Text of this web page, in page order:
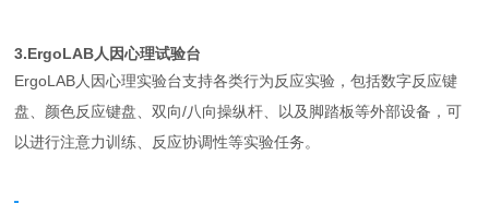
3.ErgoLAB人因心理试验台
ErgoLAB人因心理实验台支持各类行为反应实验，包括数字反应键
盘、颜色反应键盘、双向/八向操纵杆、以及脚踏板等外部设备，可
以进行注意力训练、反应协调性等实验任务。